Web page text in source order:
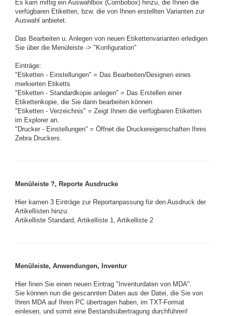
Es kam mittig ein Auswahlbox (Combobox) hinzu, die Ihnen die
verfügbaren Etiketten, bzw. die von Ihnen erstellten Varianten zur
Auswahl anbietet.
Das Bearbeiten u. Anlegen von neuen Etikettenvarianten erledigen
Sie über die Menüleiste -> "Konfiguration"
Einträge:
"Etiketten - Einstellungen" = Das Bearbeiten/Designen eines
merkierten Etiketts
"Etiketten - Standardkopie anlegen" = Das Erstellen einer
Etikettenkopie, die Sie dann bearbeiten können
"Etiketten - Verzeichnis" = Zeigt Ihnen die verfügbaren Etiketten
im Explorer an.
"Drucker - Einstellungen" = Öffnet die Druckereigenschaften Ihres
Zebra Druckers.
Menüleiste ?, Reporte Ausdrucke
Hier kamen 3 Einträge zur Reportanpassung für den Ausdruck der
Artikellisten hinzu:
Artikelliste Standard, Artikelliste 1, Artikelliste 2
Menüleiste, Anwendungen, Inventur
Hier finen Sie einen neuen Eintrag "Inventurdaten von MDA".
Sie können nun die gescannten Daten aus der Datei, die Sie von
Ihren MDA auf Ihren PC übertragen haben, im TXT-Format
einlesen, und somit eine Bestandsübertragung durchführen!